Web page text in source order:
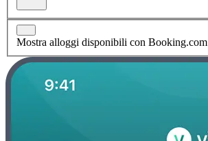
Mostra alloggi disponibili con Booking.com